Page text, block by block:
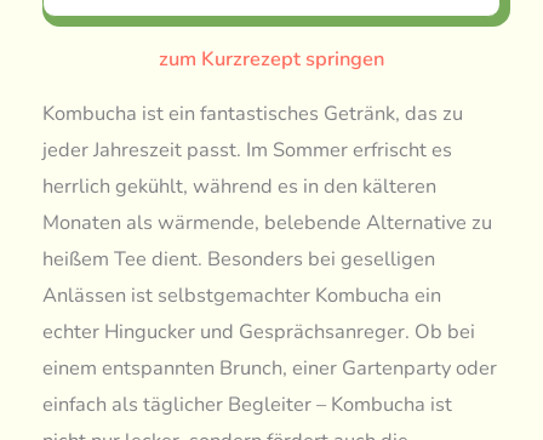
zum Kurzrezept springen
Kombucha ist ein fantastisches Getränk, das zu
jeder Jahreszeit passt. Im Sommer erfrischt es
herrlich gekühlt, während es in den kälteren
Monaten als wärmende, belebende Alternative zu
heißem Tee dient. Besonders bei geselligen
Anlässen ist selbstgemachter Kombucha ein
echter Hingucker und Gesprächsanreger. Ob bei
einem entspannten Brunch, einer Gartenparty oder
einfach als täglicher Begleiter – Kombucha ist